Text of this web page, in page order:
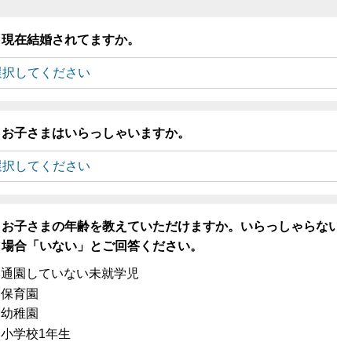
現在結婚されてますか。
お子さまはいらっしゃいますか。
お子さまの年齢を教えていただけますか。いらっしゃらな
場合「いない」とご回答ください。
通園していない未就学児
保育園
幼稚園
小学校1年生